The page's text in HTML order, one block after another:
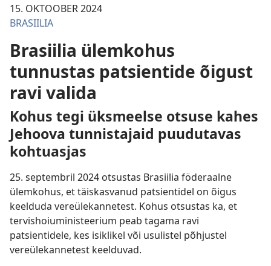
15. OKTOOBER 2024
BRASIILIA
Brasiilia ülemkohus
tunnustas patsientide õigust
ravi valida
Kohus tegi üksmeelse otsuse kahes
Jehoova tunnistajaid puudutavas
kohtuasjas
25. septembril 2024 otsustas Brasiilia föderaalne
ülemkohus, et täiskasvanud patsientidel on õigus
keelduda vereülekannetest. Kohus otsustas ka, et
tervishoiuministeerium peab tagama ravi
patsientidele, kes isiklikel või usulistel põhjustel
vereülekannetest keelduvad.